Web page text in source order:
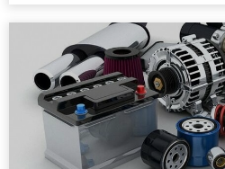
смотря или тип освещения.